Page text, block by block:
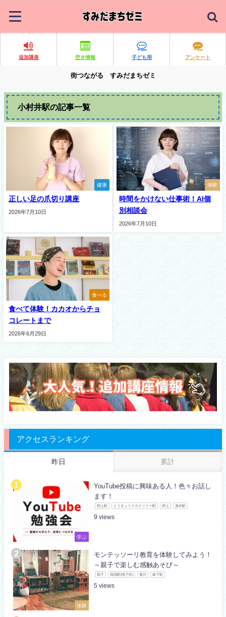
追加講座 空き情報 子ども用 アンケート
街つながる すみだまちゼミ
小村井駅の記事一覧
健康
正しい足の爪切り講座
2026年7月10日
体験
時間をかけない仕事術！AI個
別相談会
2026年7月10日
食べる
食べて体験！カカオからチョ
コレートまで
2026年6月29日
アクセスランキング
昨日 累計
学ぶ
YouTube投稿に興味ある人！色々お話し
ます！
押上駅 とうきょうスカイツリー駅 押上 曳舟駅
9
体験
モンテッソーリ教育を体験してみよう！
～親子で楽しむ感触あそび～
親子 両国駅(地下鉄) 菊川 森下駅
5